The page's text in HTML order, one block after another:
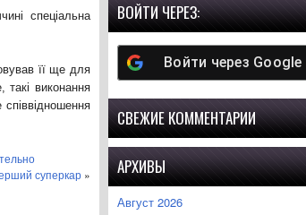
спеціальна
її ще для
такі виконання
суперкар »
ВОЙТИ ЧЕРЕЗ:
Войти через Google
СВЕЖИЕ КОММЕНТАРИИ
АРХИВЫ
Август 2026